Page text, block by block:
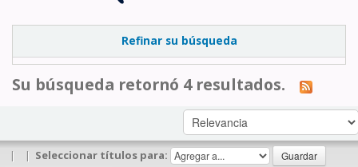
Refinar su búsqueda
Su búsqueda retornó 4 resultados.
| | Seleccionar títulos para: